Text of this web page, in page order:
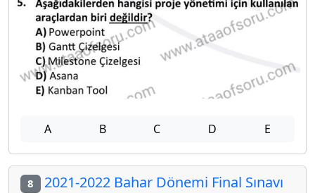
A B C D E
8 2021-2022 Bahar Dönemi Final Sınavı